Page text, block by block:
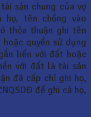
sản chung của vợ
tên chồng vào
thỏa thuận ghi tên
quyền sử dụng
liền với đất hoặc
với đất là tài sản
đã cấp chỉ ghi họ,
để ghi cả họ,